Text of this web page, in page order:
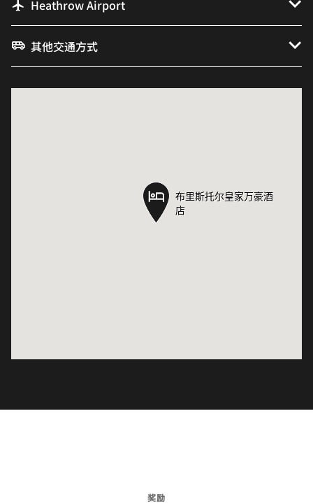
Heathrow Airport
其他交通方式
布里斯托尔皇家万豪酒
店
布里斯托尔皇家万豪酒
店
奖励